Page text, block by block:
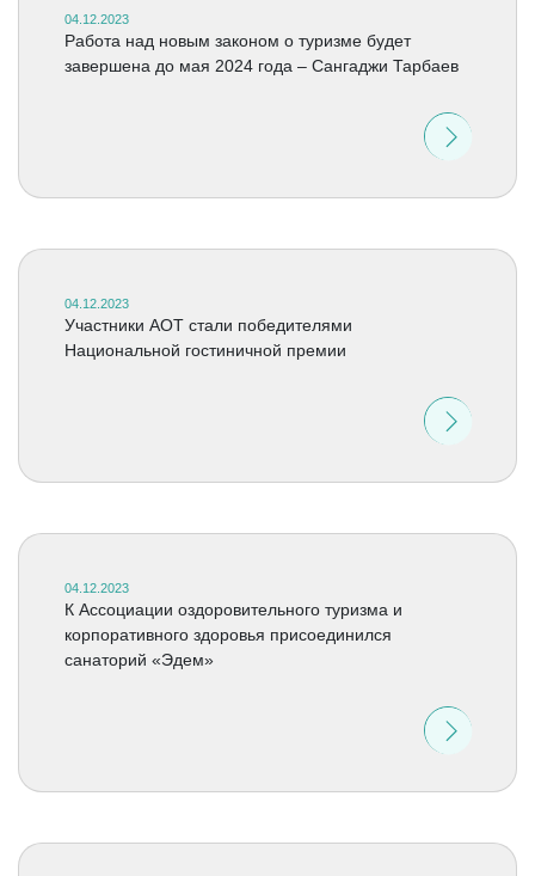
04.12.2023
Работа над новым законом о туризме будет
завершена до мая 2024 года – Сангаджи Тарбаев
04.12.2023
Участники АОТ стали победителями
Национальной гостиничной премии
04.12.2023
К Ассоциации оздоровительного туризма и
корпоративного здоровья присоединился
санаторий «Эдем»